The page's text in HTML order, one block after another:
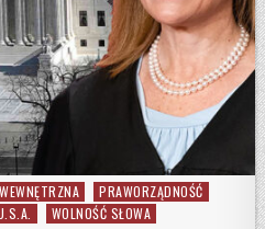
PRAWORZĄDNOŚĆ
WOLNOŚĆ SŁOWA